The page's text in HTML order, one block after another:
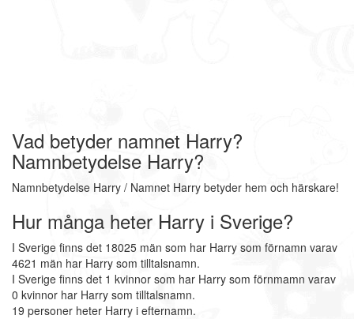
Vad betyder namnet Harry?
Namnbetydelse Harry?
Namnbetydelse Harry / Namnet Harry betyder hem och härskare!
Hur många heter Harry i Sverige?
I Sverige finns det 18025 män som har Harry som förnamn varav
4621 män har Harry som tilltalsnamn.
I Sverige finns det 1 kvinnor som har Harry som förnmamn varav
0 kvinnor har Harry som tilltalsnamn.
19 personer heter Harry i efternamn.